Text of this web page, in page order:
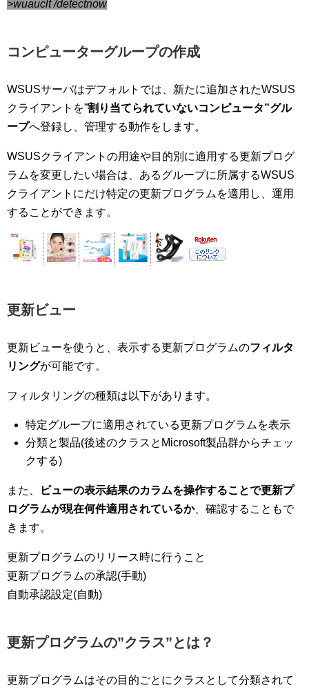
>wuauclt /detectnow
コンピューターグループの作成
WSUSサーバはデフォルトでは、新たに追加されたWSUS
クライアントを”割り当てられていないコンピュータ”グル
ープへ登録し、管理する動作をします。
WSUSクライアントの用途や目的別に適用する更新プログ
ラムを変更したい場合は、あるグループに所属するWSUS
クライアントにだけ特定の更新プログラムを適用し、運用
することができます。
更新ビュー
更新ビューを使うと、表示する更新プログラムのフィルタ
リングが可能です。
フィルタリングの種類は以下があります。
特定グループに適用されている更新プログラムを表示
分類と製品(後述のクラスとMicrosoft製品群からチェッ
クする)
また、
ビューの表示結果のカラムを操作することで更新プ
ログラムが現在何件適用されているか、確認することもで
きます。
更新プログラムのリリース時に行うこと
更新プログラムの承認(手動)
自動承認設定(自動)
更新プログラムの”クラス”とは？
更新プログラムはその目的ごとにクラスとして分類されて